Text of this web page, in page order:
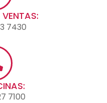
7430
7100